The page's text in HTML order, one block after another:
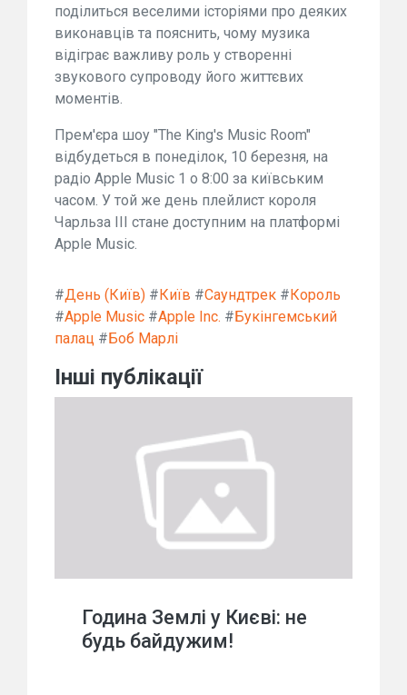
поділиться веселими історіями про деяких
виконавців та пояснить, чому музика
відіграє важливу роль у створенні
звукового супроводу його життєвих
моментів.
Прем'єра шоу "The King's Music Room"
відбудеться в понеділок, 10 березня, на
радіо Apple Music 1 о 8:00 за київським
часом. У той же день плейлист короля
Чарльза ІІІ стане доступним на платформі
Apple Music.
#День (Київ) # Київ #Саундтрек # Король
#Apple Music #Apple Inc. # Букінгемський
палац # Боб Марлі
Інші публікації
Година Землі у Києві: не
будь байдужим!